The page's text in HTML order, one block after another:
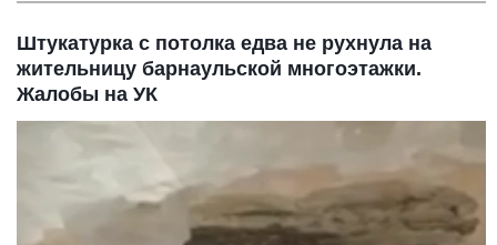
Штукатурка с потолка едва не рухнула на
жительницу барнаульской многоэтажки.
Жалобы на УК